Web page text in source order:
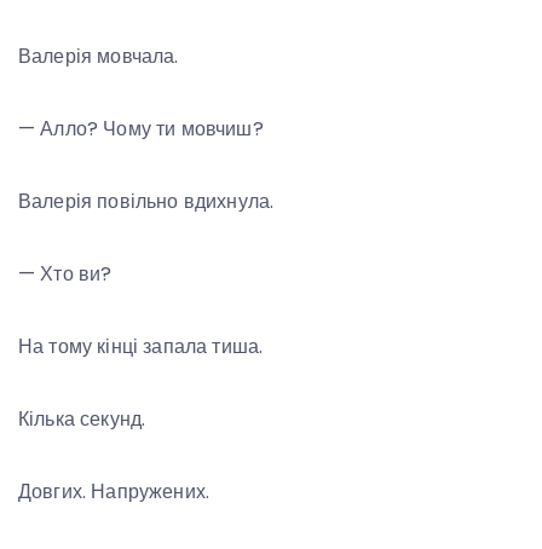
Валерія мовчала.
— Алло? Чому ти мовчиш?
Валерія повільно вдихнула.
— Хто ви?
На тому кінці запала тиша.
Кілька секунд.
Довгих. Напружених.